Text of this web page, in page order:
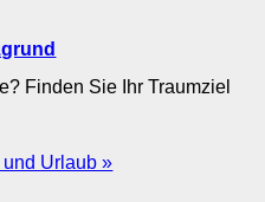
Finden Sie Ihr Traumziel
Urlaub »